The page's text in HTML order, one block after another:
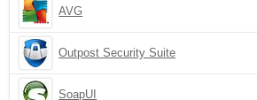
AVG
Outpost Security Suite
SoapUI